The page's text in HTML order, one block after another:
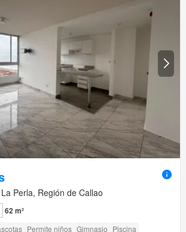
Perla, Región de Callao
62 m²
Permite niños Gimnasio Piscina